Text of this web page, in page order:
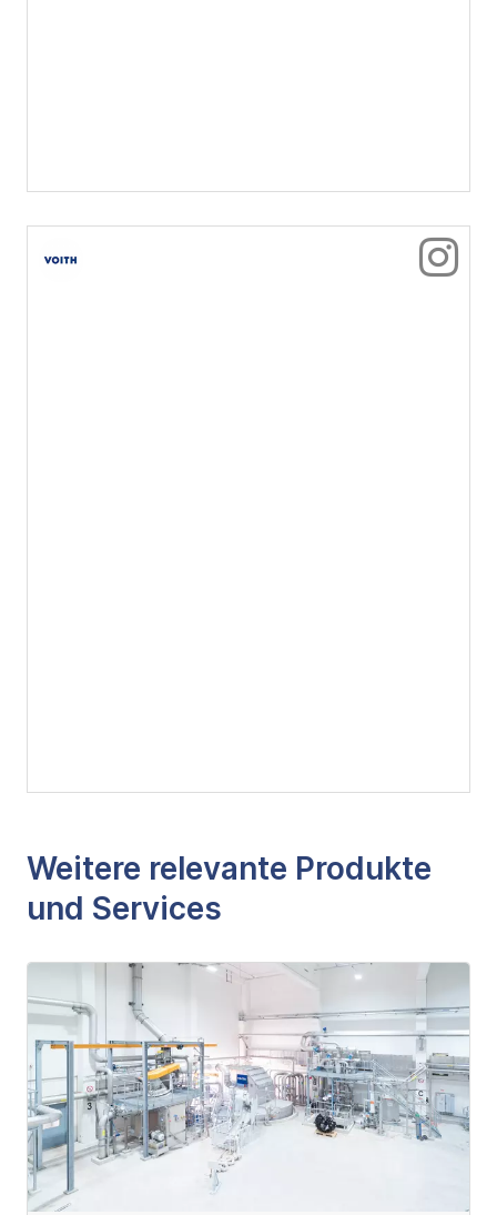
Weitere relevante Produkte
und Services